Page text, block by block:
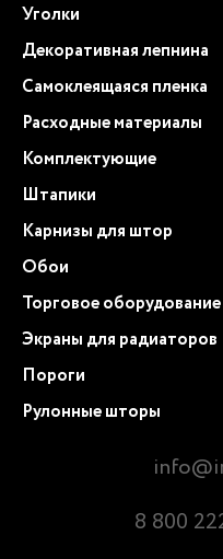
Уголки
Декоративная лепнина
Самоклеящаяся пленка
Расходные материалы
Комплектующие
Штапики
Карнизы для штор
Обои
Торговое оборудование
Экраны для радиаторов
Пороги
Рулонные шторы
8 800